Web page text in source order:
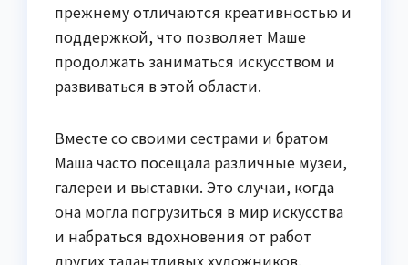
прежнему отличаются креативностью и
поддержкой, что позволяет Маше
продолжать заниматься искусством и
развиваться в этой области.
Вместе со своими сестрами и братом
Маша часто посещала различные музеи,
галереи и выставки. Это случаи, когда
она могла погрузиться в мир искусства
и набраться вдохновения от работ